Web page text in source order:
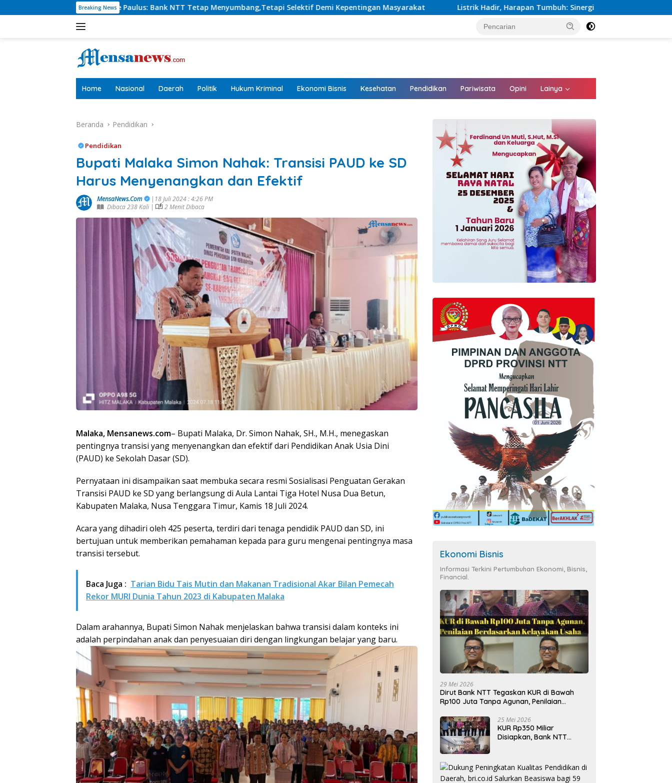
ke
Breaking News
Paulus: Bank NTT Tetap Menyumbang,Tetapi Selektif Demi Kepentingan Masyarakat Listrik Hadir, Harapan Tumbuh: Sinergi Kementerian dan PLN Percepat Pembangunan
Home Nasional Daerah Politik Hukum Kriminal Ekonomi Bisnis Kesehatan Pendidikan Pariwisata Opini Lainya
Beranda Pendidikan
Pendidikan
Bupati Malaka Simon Nahak: Transisi PAUD ke SD
Harus Menyenangkan dan Efektif
MensaNews.Com
|18 Juli 2024 : 4:26 PM
Dibaca 238 Kali |
2 Menit Dibaca
Malaka, Mensanews.com– Bupati Malaka, Dr. Simon Nahak, SH., M.H., menegaskan
pentingnya transisi yang menyenangkan dan efektif dari Pendidikan Anak Usia Dini
(PAUD) ke Sekolah Dasar (SD).
Pernyataan ini disampaikan saat membuka secara resmi Sosialisasi Penguatan Gerakan
Transisi PAUD ke SD yang berlangsung di Aula Lantai Tiga Hotel Nusa Dua Betun,
Kabupaten Malaka, Nusa Tenggara Timur, Kamis 18 Juli 2024.
Acara yang dihadiri oleh 425 peserta, terdiri dari tenaga pendidik PAUD dan SD, ini
bertujuan untuk memberikan pemahaman kepada para guru mengenai pentingnya masa
transisi tersebut.
Baca Juga : Tarian Bidu Tais Mutin dan Makanan Tradisional Akar Bilan Pemecah
Rekor MURI Dunia Tahun 2023 di Kabupaten Malaka
Dalam arahannya, Bupati Simon Nahak menjelaskan bahwa transisi dalam konteks ini
adalah perpindahan anak dan penyesuaian diri dengan lingkungan belajar yang baru.
Ekonomi Bisnis
Informasi Terkini Pertumbuhan Ekonomi, Bisnis,
Financial.
29 Mei 2026
Dirut Bank NTT Tegaskan KUR di Bawah
Rp100 Juta Tanpa Agunan, Penilaian
25 Mei 2026
KUR Rp350 Miliar
Disiapkan, Bank NTT